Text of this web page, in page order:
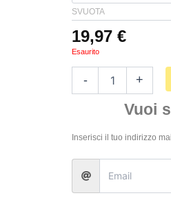
SVUOTA
19,97€
Esaurito
- +
Vuoi
Inserisci il tuo indirizzo